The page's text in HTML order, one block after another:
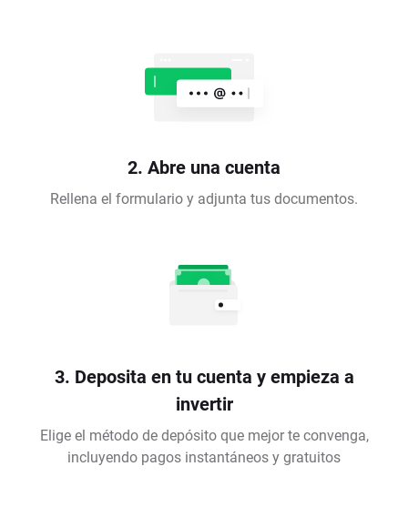
2. Abre una cuenta
Rellena el formulario y adjunta tus documentos.
3. Deposita en tu cuenta y empieza a
invertir
Elige el método de depósito que mejor te convenga,
incluyendo pagos instantáneos y gratuitos